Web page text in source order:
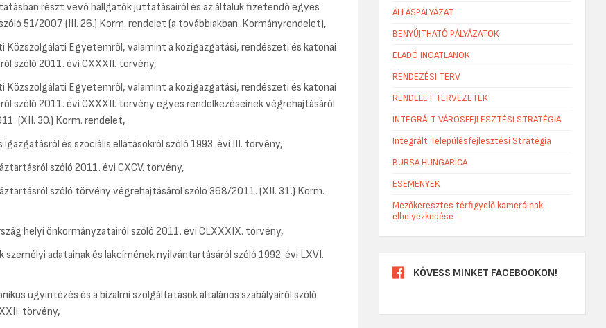
részt vevő hallgatók juttatásairól és az általuk fizetendő egyes
51/2007. (III. 26.) Korm. rendelet (a továbbiakban: Kormányrendelet),
Közszolgálati Egyetemről, valamint a közigazgatási, rendészeti és katonai
szóló 2011. évi CXXXII. törvény,
Közszolgálati Egyetemről, valamint a közigazgatási, rendészeti és katonai
szóló 2011. évi CXXXII. törvény egyes rendelkezéseinek végrehajtásáról
(XII. 30.) Korm. rendelet,
igazgatásról és szociális ellátásokról szóló 1993. évi III. törvény,
szóló 2011. évi CXCV. törvény,
szóló törvény végrehajtásáról szóló 368/2011. (XII. 31.) Korm.
helyi önkormányzatairól szóló 2011. évi CLXXXIX. törvény,
személyi adatainak és lakcímének nyilvántartásáról szóló 1992. évi LXVI.
ügyintézés és a bizalmi szolgáltatások általános szabályairól szóló
törvény,
ÁLLÁSPÁLYÁZAT
BENYÚJTHATÓ PÁLYÁZATOK
ELADÓ INGATLANOK
RENDEZÉSI TERV
RENDELET TERVEZETEK
INTEGRÁLT VÁROSFEJLESZTÉSI STRATÉGIA
Integrált Településfejlesztési Stratégia
BURSA HUNGARICA
ESEMÉNYEK
Mezőkeresztes térfigyelő kameráinak
elhelyezkedése
KÖVESS MINKET FACEBOOKON!